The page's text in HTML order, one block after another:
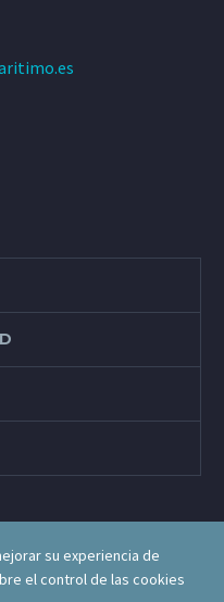
su experiencia de
el control de las cookies